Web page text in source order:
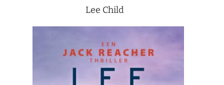
Lee Child